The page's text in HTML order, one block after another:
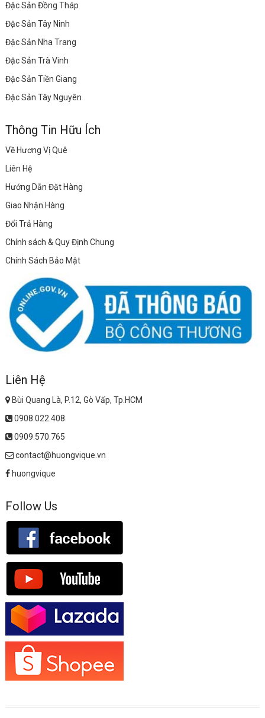
Đặc Sản Đồng Tháp
Đặc Sản Tây Ninh
Đặc Sản Nha Trang
Đặc Sản Trà Vinh
Đặc Sản Tiền Giang
Đặc Sản Tây Nguyên
Thông Tin Hữu Ích
Về Hương Vị Quê
Liên Hệ
Hướng Dẫn Đặt Hàng
Giao Nhận Hàng
Đổi Trả Hàng
Chính sách & Quy Định Chung
Chính Sách Bảo Mật
Liên Hệ
Bùi Quang Là, P.12, Gò Vấp, Tp.HCM
0908.022.408
0909.570.765
contact@huongvique.vn
huongvique
Follow Us